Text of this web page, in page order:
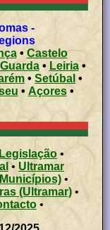
• Castelo
Guarda• Leiria•
• Setúbal •
• Açores •
•
• Ultramar
•
(Ultramar)•
•